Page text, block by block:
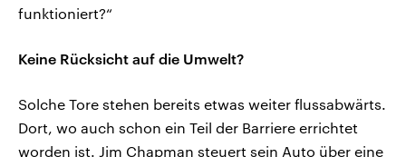
funktioniert?“
Keine Rücksicht auf die Umwelt?
Solche Tore stehen bereits etwas weiter flussabwärts.
Dort, wo auch schon ein Teil der Barriere errichtet
worden ist. Jim Chapman steuert sein Auto über eine